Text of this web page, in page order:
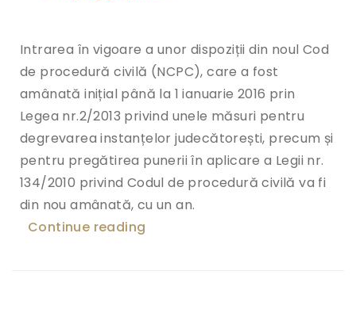
Intrarea în vigoare a unor dispoziții din noul Cod
de procedură civilă (NCPC), care a fost
amânată inițial până la 1 ianuarie 2016 prin
Legea nr.2/2013 privind unele măsuri pentru
degrevarea instanțelor judecătorești, precum și
pentru pregătirea punerii în aplicare a Legii nr.
134/2010 privind Codul de procedură civilă va fi
din nou amânată, cu un an.
Continue reading